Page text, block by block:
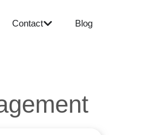
Contact Blog